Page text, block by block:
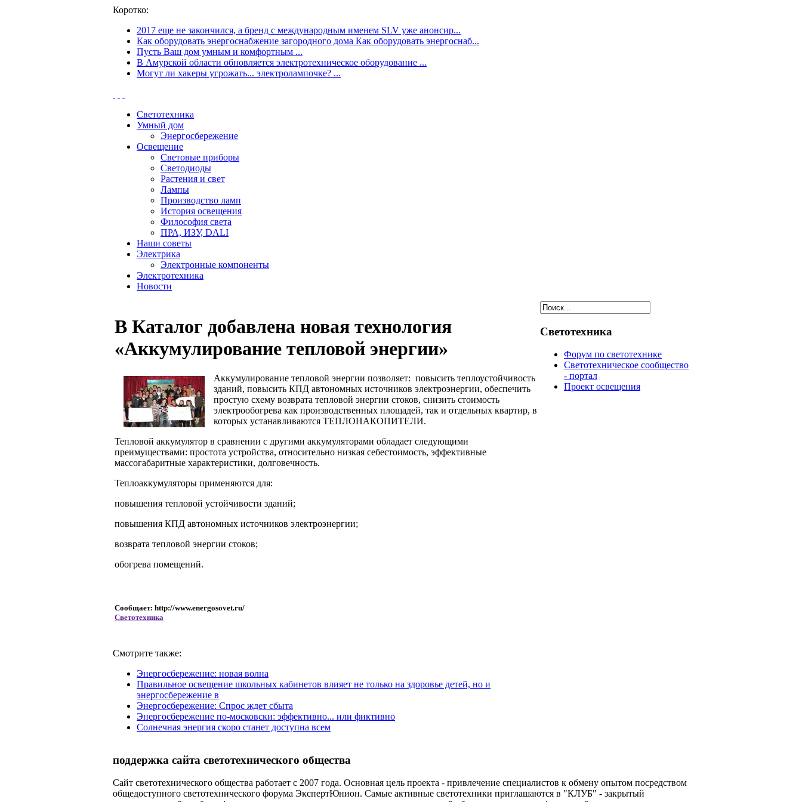
Коротко:
2017 еще не закончился, а бренд с международным именем SLV уже анонсир...
Как оборудовать энергоснабжение загородного дома Как оборудовать энергоснаб...
Пусть Ваш дом умным и комфортным ...
В Амурской области обновляется электротехническое оборудование ...
Могут ли хакеры угрожать... электролампочке? ...
Светотехника
Умный дом
Энергосбережение
Освещение
Световые приборы
Светодиоды
Растения и свет
Лампы
Производство ламп
История освещения
Философия света
ПРА, ИЗУ, DALI
Наши советы
Электрика
Электронные компоненты
Электротехника
Новости
В Каталог добавлена новая технология
«Аккумулирование тепловой энергии»
Аккумулирование тепловой энергии позволяет: повысить теплоустойчивость
зданий, повысить КПД автономных источников электроэнергии, обеспечить
простую схему возврата тепловой энергии стоков, снизить стоимость
электрообогрева как производственных площадей, так и отдельных квартир, в
которых устанавливаются ТЕПЛОНАКОПИТЕЛИ.
Тепловой аккумулятор в сравнении с другими аккумуляторами обладает следующими
преимуществами: простота устройства, относительно низкая себестоимость, эффективные
массогабаритные характеристики, долговечность.
Теплоаккумуляторы применяются для:
повышения тепловой устойчивости зданий;
повышения КПД автономных источников электроэнергии;
возврата тепловой энергии стоков;
обогрева помещений.
Сообщает: http://www.energosovet.ru/
Светотехника
Смотрите также:
Энергосбережение: новая волна
Правильное освещение школьных кабинетов влияет не только на здоровье детей, но и
энергосбережение в
Энергосбережение: Спрос ждет сбыта
Энергосбережение по-московски: эффективно... или фиктивно
Солнечная энергия скоро станет доступна всем
Светотехника
Форум по светотехнике
Светотехническое сообщество
- портал
Проект освещения
поддержка сайта светотехнического общества
Сайт светотехнического общества работает с 2007 года. Основная цель проекта - привлечение специалистов к обмену опытом посредством
общедоступного светотехнического форума ЭкспертЮнион. Самые активные светотехники приглашаются в "КЛУБ" - закрытый